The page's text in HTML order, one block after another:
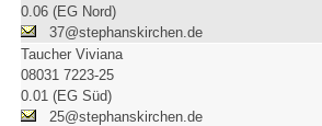
0.06 (EG Nord)
37@stephanskirchen.de
Taucher Viviana
08031 7223-25
0.01 (EG Süd)
25@stephanskirchen.de